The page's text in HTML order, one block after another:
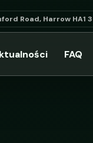
Road, Harrow HA1
FAQ